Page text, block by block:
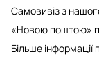
Самовивіз з
«Новою поштою»
Більше інформації